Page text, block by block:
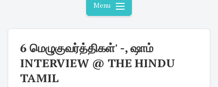
Menu
6 மெழுகுவர்த்திகள்' -, ஷாம்
INTERVIEW @ THE HINDU
TAMIL